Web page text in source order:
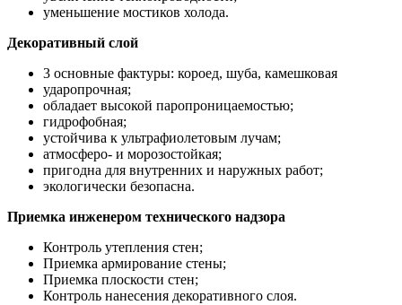
уменьшение мостиков холода.
Декоративный слой
3 основные фактуры: короед, шуба, камешковая
ударопрочная;
обладает высокой паропроницаемостью;
гидрофобная;
устойчива к ультрафиолетовым лучам;
атмосферо- и морозостойкая;
пригодна для внутренних и наружных работ;
экологически безопасна.
Приемка инженером технического надзора
Контроль утепления стен;
Приемка армирование стены;
Приемка плоскости стен;
Контроль нанесения декоративного слоя.